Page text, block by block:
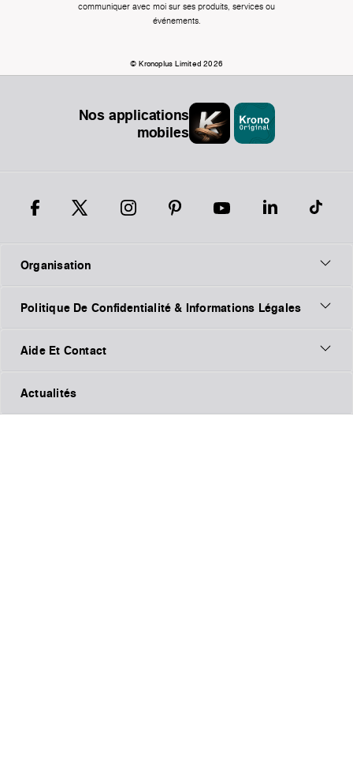
communiquer avec moi sur ses produits, services ou
événements.
© Kronoplus Limited 2026
Nos applications
mobiles
Organisation
Politique De Confidentialité & Informations Légales
Aide Et Contact
Actualités